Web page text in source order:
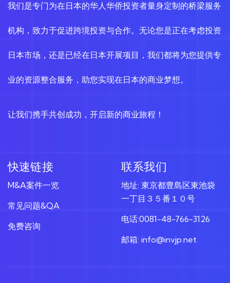
我们是专门为在日本的华人华侨投资者量身定制的桥梁服务
机构，致力于促进跨境投资与合作。无论您是正在考虑投资
日本市场，还是已经在日本开展项目，我们都将为您提供专
业的资源整合服务，助您实现在日本的商业梦想。
让我们携手共创成功，开启新的商业旅程！
快速链接
M&A案件一览
常见问题&QA
免费咨询
联系我们
地址: 東京都豊島区東池袋
一丁目３５番１０号
电话:0081-48-766-3126
邮箱: info@invjp.net